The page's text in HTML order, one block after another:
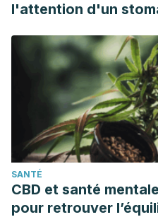
l'attention d'un
SANTÉ
CBD et santé
pour retrouver